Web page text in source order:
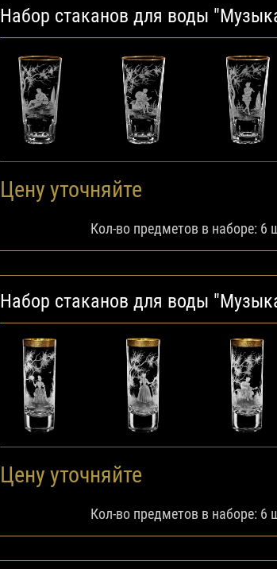
Набор стаканов для воды
Цену уточняйте
Кол-во предметов в наборе: 6
Набор стаканов для воды
Цену уточняйте
Кол-во предметов в наборе: 6